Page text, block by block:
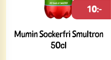
Mumin Sockerfri Smultron
50cl
10:-